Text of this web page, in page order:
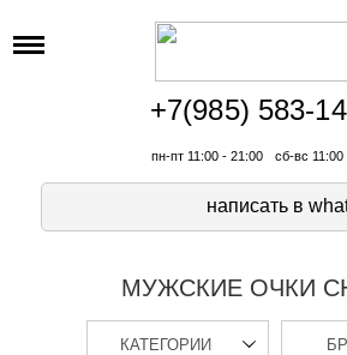
+7(985) 583-
пн-пт 11:00 - 21:00 сб-вс 11:00
написать в
МУЖСКИЕ ОЧКИ
КАТЕГОРИИ